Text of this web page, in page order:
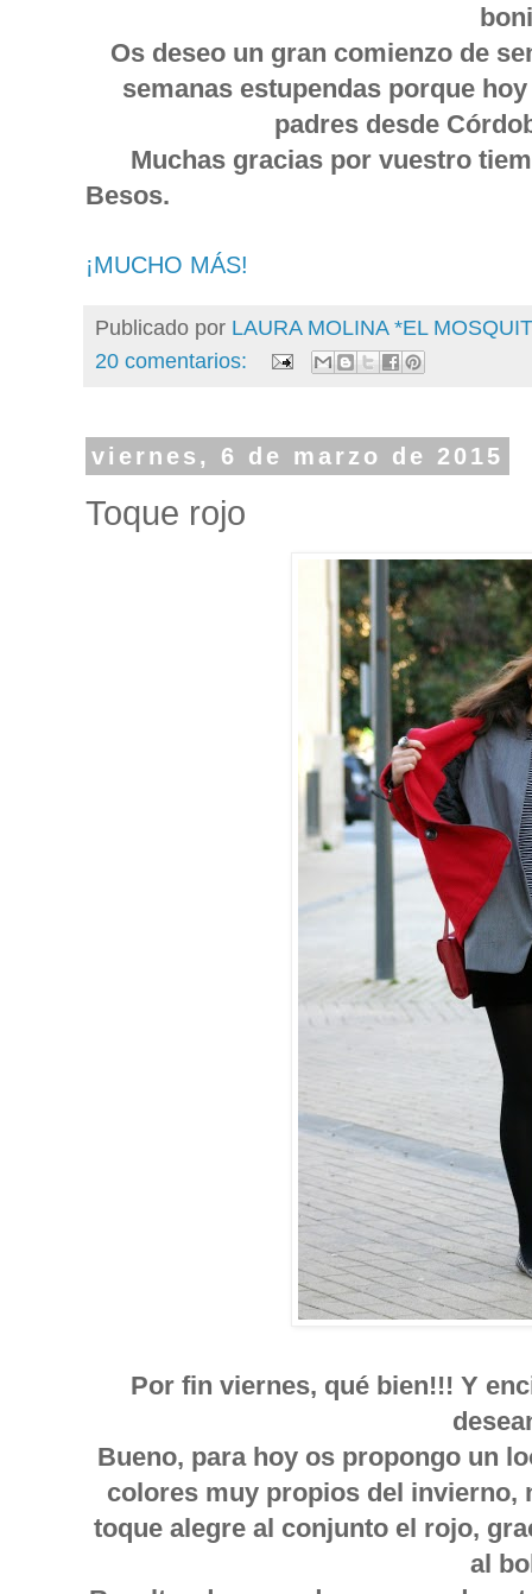
Os deseo un gran comienzo de
semanas estupendas porque
padres desde
Muchas gracias por vuestro
Besos.
¡MUCHO MÁS!
Publicado por LAURA MOLINA *EL
20 comentarios:
viernes, 6 de marzo de 2015
Toque rojo
Por fin viernes, qué bien!!! Y
Bueno, para hoy os propongo un
colores muy propios del invierno,
toque alegre al conjunto el rojo,
al